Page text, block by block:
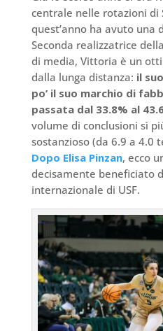
centrale nelle rotazioni di
quest’anno ha avuto una
Seconda realizzatrice
di media, Vittoria è un
dalla lunga distanza: il
po’ il suo marchio di
passata dal 33.8% al
volume di conclusioni sì
sostanzioso (da 6.9 a 4.0
Dopo Elisa Pinzan, ecco
decisamente beneficiato
internazionale di USF.